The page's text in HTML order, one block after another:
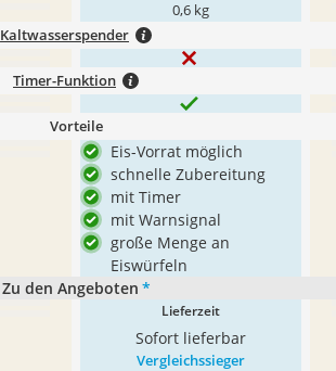
0,6 kg
Kaltwasserspender
Timer-Funktion
Vorteile
Eis-Vorrat möglich
schnelle Zubereitung
mit Timer
mit Warnsignal
große Menge an
Eiswürfeln
Zu den Angeboten *
Lieferzeit
Sofort lieferbar
Vergleichssieger